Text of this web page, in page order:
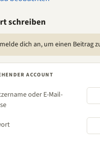
schreiben
dich an, um einen Beitrag
ACCOUNT
oder E-Mail-